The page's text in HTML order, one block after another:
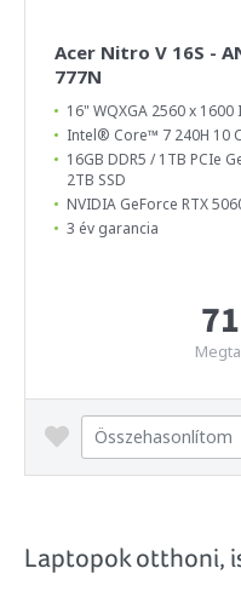
Acer Nitro V 16S -
777N
16" WQXGA 2560 x 1600
Intel® Core™ 7 240H 10
16GB DDR5 / 1TB PCIe
2TB SSD
NVIDIA GeForce RTX
3 év garancia
Összehasonlítom
Laptopok otthoni,